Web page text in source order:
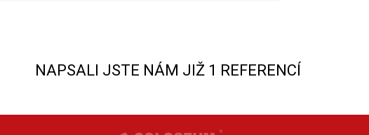
NAPSALI JSTE NÁM JIŽ 1 REFERENCÍ